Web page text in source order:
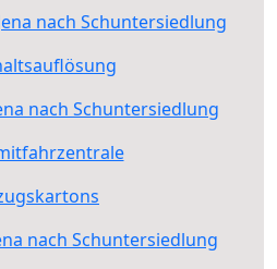
nach Schuntersiedlung
nach Schuntersiedlung
nach Schuntersiedlung